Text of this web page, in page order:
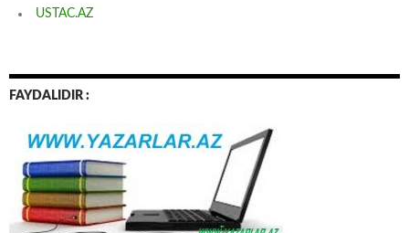
USTAC.AZ
FAYDALIDIR :